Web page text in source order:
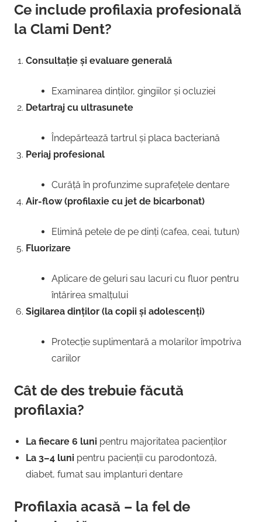
Ce include profilaxia profesională
la Clami Dent?
Consultație și evaluare generală
Examinarea dinților, gingiilor și ocluziei
Detartraj cu ultrasunete
Îndepărtează tartrul și placa bacteriană
Periaj profesional
Curăță în profunzime suprafețele dentare
Air-flow (profilaxie cu jet de bicarbonat)
Elimină petele de pe dinți (cafea, ceai, tutun)
Fluorizare
Aplicare de geluri sau lacuri cu fluor pentru
întărirea smalțului
Sigilarea dinților (la copii și adolescenți)
Protecție suplimentară a molarilor împotriva
cariilor
Cât de des trebuie făcută
profilaxia?
La fiecare 6 luni pentru majoritatea pacienților
La 3–4 luni pentru pacienții cu parodontoză,
diabet, fumat sau implanturi dentare
Profilaxia acasă – la fel de